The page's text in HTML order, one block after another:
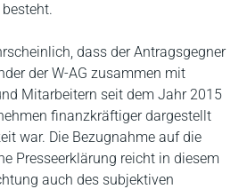
dass der Antragsgegner
der W-AG zusammen mit
Mitarbeitern seit dem Jahr 2015
finanzkräftiger dargestellt
war. Die Bezugnahme auf die
Presseerklärung reicht in diesem
auch des subjektiven